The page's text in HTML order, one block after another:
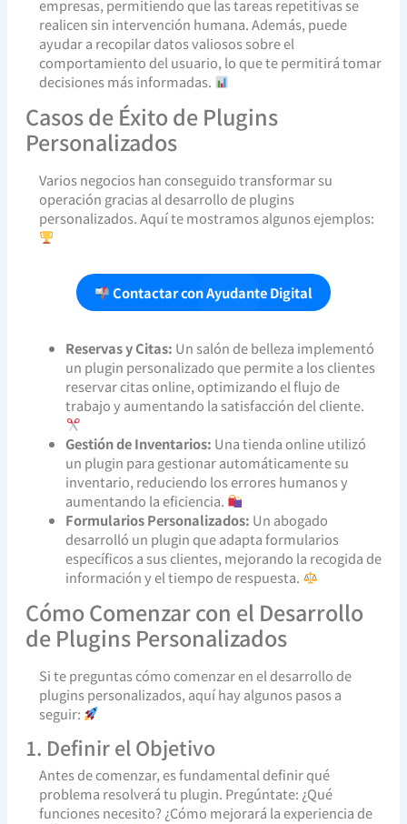
empresas, permitiendo que las tareas repetitivas se
realicen sin intervención humana. Además, puede
ayudar a recopilar datos valiosos sobre el
comportamiento del usuario, lo que te permitirá tomar
decisiones más informadas.
Casos de Éxito de Plugins
Personalizados
Varios negocios han conseguido transformar su
operación gracias al desarrollo de plugins
personalizados. Aquí te mostramos algunos ejemplos:
Contactar con Ayudante Digital
Reservas y Citas: Un salón de belleza implementó
un plugin personalizado que permite a los clientes
reservar citas online, optimizando el flujo de
trabajo y aumentando la satisfacción del cliente.
Gestión de Inventarios: Una tienda online utilizó
un plugin para gestionar automáticamente su
inventario, reduciendo los errores humanos y
aumentando la eficiencia.
Formularios Personalizados: Un abogado
desarrolló un plugin que adapta formularios
específicos a sus clientes, mejorando la recogida de
información y el tiempo de respuesta.
Cómo Comenzar con el Desarrollo
de Plugins Personalizados
Si te preguntas cómo comenzar en el desarrollo de
plugins personalizados, aquí hay algunos pasos a
seguir:
1. Definir el Objetivo
Antes de comenzar, es fundamental definir qué
problema resolverá tu plugin. Pregúntate: ¿Qué
funciones necesito? ¿Cómo mejorará la experiencia de